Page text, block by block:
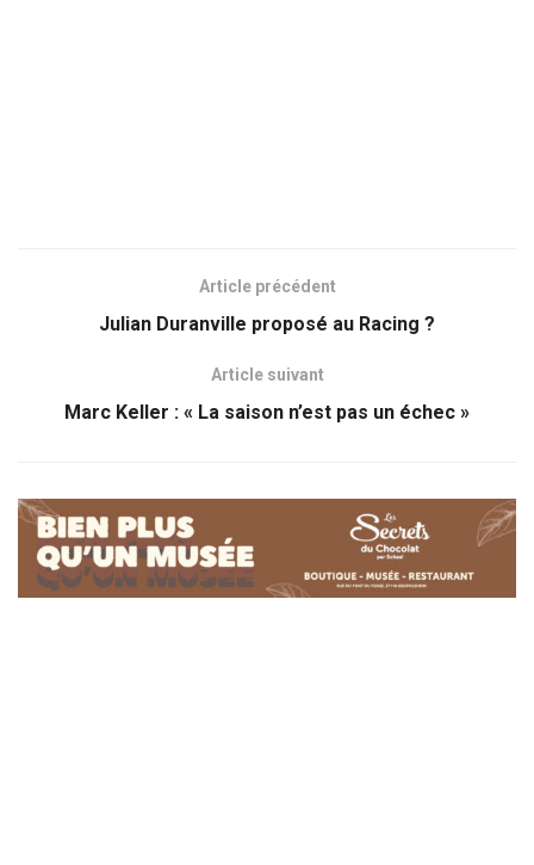
Article précédent
Julian Duranville proposé au Racing ?
Article suivant
Marc Keller : « La saison n’est pas un échec »